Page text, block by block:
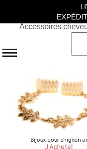
Accessoires